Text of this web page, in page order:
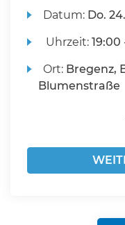
Datum: Do.
Uhrzeit:19:00
Ort: Bregenz,
Blumenstraße